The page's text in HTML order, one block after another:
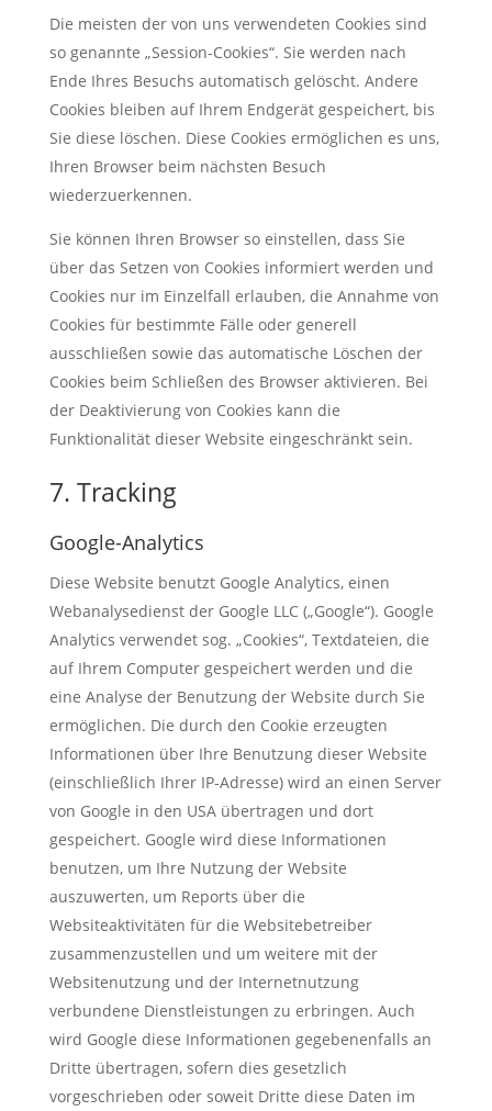
Die meisten der von uns verwendeten Cookies sind
so genannte „Session-Cookies“. Sie werden nach
Ende Ihres Besuchs automatisch gelöscht. Andere
Cookies bleiben auf Ihrem Endgerät gespeichert, bis
Sie diese löschen. Diese Cookies ermöglichen es uns,
Ihren Browser beim nächsten Besuch
wiederzuerkennen.
Sie können Ihren Browser so einstellen, dass Sie
über das Setzen von Cookies informiert werden und
Cookies nur im Einzelfall erlauben, die Annahme von
Cookies für bestimmte Fälle oder generell
ausschließen sowie das automatische Löschen der
Cookies beim Schließen des Browser aktivieren. Bei
der Deaktivierung von Cookies kann die
Funktionalität dieser Website eingeschränkt sein.
7. Tracking
Google-Analytics
Diese Website benutzt Google Analytics, einen
Webanalysedienst der Google LLC („Google“). Google
Analytics verwendet sog. „Cookies“, Textdateien, die
auf Ihrem Computer gespeichert werden und die
eine Analyse der Benutzung der Website durch Sie
ermöglichen. Die durch den Cookie erzeugten
Informationen über Ihre Benutzung dieser Website
(einschließlich Ihrer IP-Adresse) wird an einen Server
von Google in den USA übertragen und dort
gespeichert. Google wird diese Informationen
benutzen, um Ihre Nutzung der Website
auszuwerten, um Reports über die
Websiteaktivitäten für die Websitebetreiber
zusammenzustellen und um weitere mit der
Websitenutzung und der Internetnutzung
verbundene Dienstleistungen zu erbringen. Auch
wird Google diese Informationen gegebenenfalls an
Dritte übertragen, sofern dies gesetzlich
vorgeschrieben oder soweit Dritte diese Daten im